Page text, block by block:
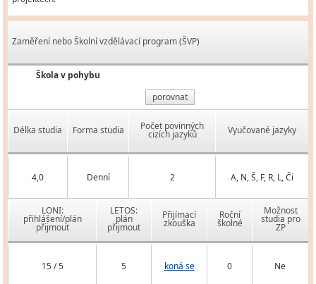
Zaměření nebo Školní vzdělávací program (ŠVP)
Škola v pohybu
porovnat
Délka studia Forma studia Počet povinných
cizích jazyků Vyučované jazyky
4,0 Denní 2 A, N, Š, F, R, L, Či
LONI:
přihlášení/plán
přijmout
LETOS:
plán
přijmout
Přijímací
zkouška
Roční
školné
Možnost
studia pro
ZP
15 / 5 5 koná se 0 Ne